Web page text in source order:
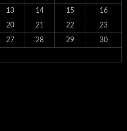
13 14 15 16
20 21 22 23
27 28 29 30